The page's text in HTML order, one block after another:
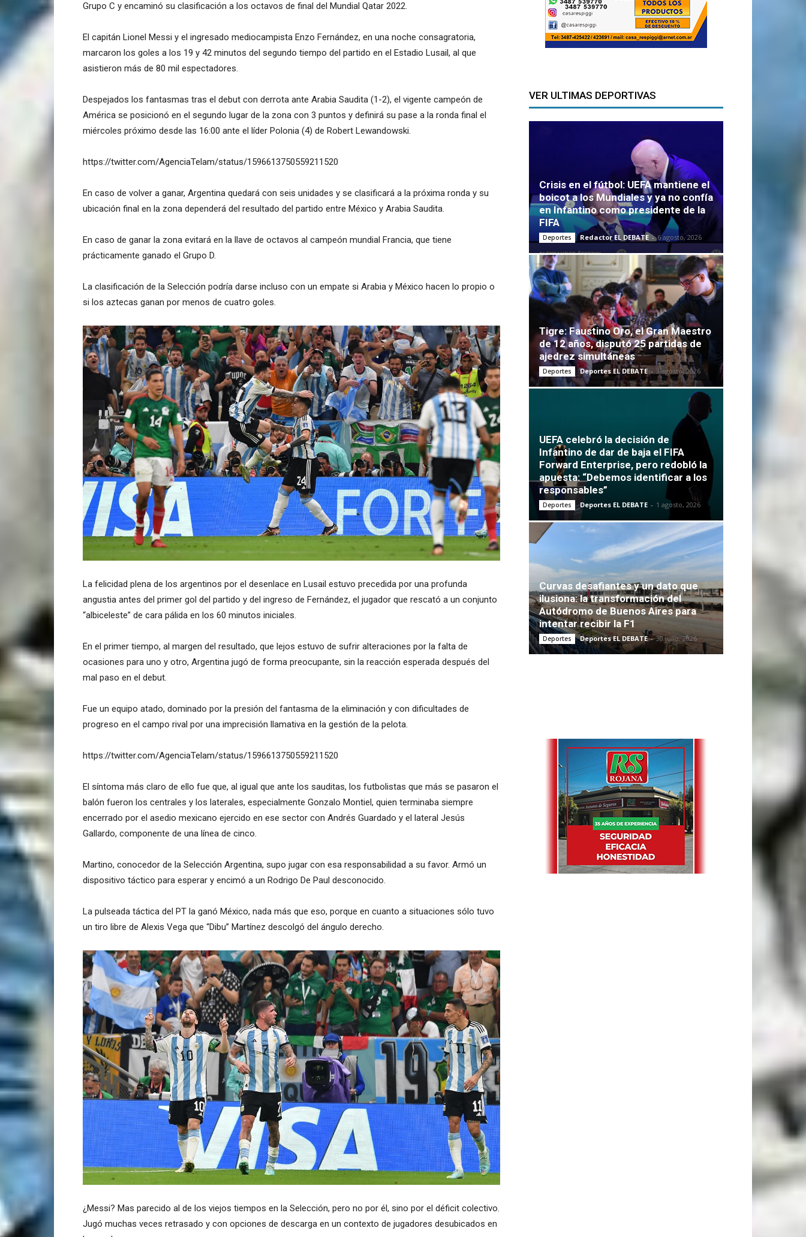
Grupo C y encaminó su clasificación a los octavos de final del Mundial Qatar 2022.
El capitán Lionel Messi y el ingresado mediocampista Enzo Fernández, en una noche consagratoria,
marcaron los goles a los 19 y 42 minutos del segundo tiempo del partido en el Estadio Lusail, al que
asistieron más de 80 mil espectadores.
Despejados los fantasmas tras el debut con derrota ante Arabia Saudita (1-2), el vigente campeón de
América se posicionó en el segundo lugar de la zona con 3 puntos y definirá su pase a la ronda final el
miércoles próximo desde las 16:00 ante el líder Polonia (4) de Robert Lewandowski.
https://twitter.com/AgenciaTelam/status/1596613750559211520
En caso de volver a ganar, Argentina quedará con seis unidades y se clasificará a la próxima ronda y su
ubicación final en la zona dependerá del resultado del partido entre México y Arabia Saudita.
En caso de ganar la zona evitará en la llave de octavos al campeón mundial Francia, que tiene
prácticamente ganado el Grupo D.
La clasificación de la Selección podría darse incluso con un empate si Arabia y México hacen lo propio o
si los aztecas ganan por menos de cuatro goles.
La felicidad plena de los argentinos por el desenlace en Lusail estuvo precedida por una profunda
angustia antes del primer gol del partido y del ingreso de Fernández, el jugador que rescató a un conjunto
“albiceleste” de cara pálida en los 60 minutos iniciales.
En el primer tiempo, al margen del resultado, que lejos estuvo de sufrir alteraciones por la falta de
ocasiones para uno y otro, Argentina jugó de forma preocupante, sin la reacción esperada después del
mal paso en el debut.
Fue un equipo atado, dominado por la presión del fantasma de la eliminación y con dificultades de
progreso en el campo rival por una imprecisión llamativa en la gestión de la pelota.
https://twitter.com/AgenciaTelam/status/1596613750559211520
El síntoma más claro de ello fue que, al igual que ante los sauditas, los futbolistas que más se pasaron el
balón fueron los centrales y los laterales, especialmente Gonzalo Montiel, quien terminaba siempre
encerrado por el asedio mexicano ejercido en ese sector con Andrés Guardado y el lateral Jesús
Gallardo, componente de una línea de cinco.
Martino, conocedor de la Selección Argentina, supo jugar con esa responsabilidad a su favor. Armó un
dispositivo táctico para esperar y encimó a un Rodrigo De Paul desconocido.
La pulseada táctica del PT la ganó México, nada más que eso, porque en cuanto a situaciones sólo tuvo
un tiro libre de Alexis Vega que “Dibu” Martínez descolgó del ángulo derecho.
¿Messi? Mas parecido al de los viejos tiempos en la Selección, pero no por él, sino por el déficit colectivo.
Jugó muchas veces retrasado y con opciones de descarga en un contexto de jugadores desubicados en
VER ULTIMAS DEPORTIVAS
Crisis en el fútbol: UEFA mantiene el
boicot a los Mundiales y ya no confía
en Infantino como presidente de la
FIFA
Deportes Redactor EL DEBATE - 6 agosto, 2026
Tigre: Faustino Oro, el Gran Maestro
de 12 años, disputó 25 partidas de
ajedrez simultáneas
Deportes Deportes EL DEBATE - 3 agosto, 2026
UEFA celebró la decisión de
Infantino de dar de baja el FIFA
Forward Enterprise, pero redobló la
apuesta: “Debemos identificar a los
responsables”
Deportes Deportes EL DEBATE - 1 agosto, 2026
Curvas desafiantes y un dato que
ilusiona: la transformación del
Autódromo de Buenos Aires para
intentar recibir la F1
Deportes Deportes EL DEBATE - 30 julio, 2026